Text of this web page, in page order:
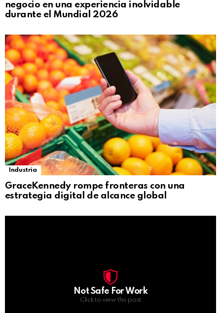
negocio en una experiencia inolvidable
durante el Mundial 2026
Industria
GraceKennedy rompe fronteras con una
estrategia digital de alcance global
Not Safe For Work
Click to view this post